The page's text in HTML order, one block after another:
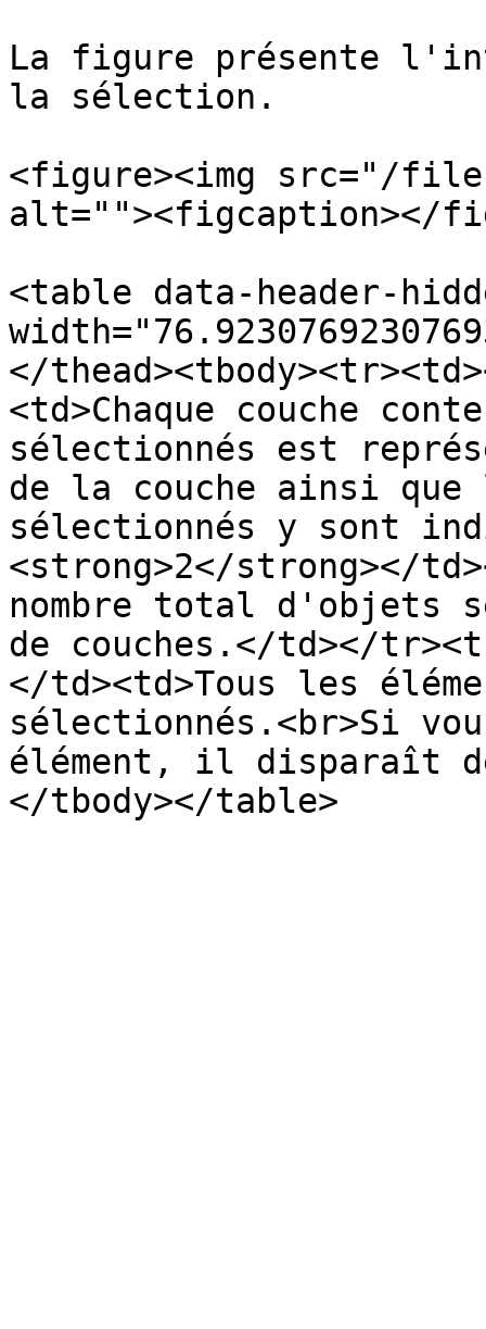
La figure présente
la sélection.
<figure><img src="/files/
alt=""><figcaption></
<table data-header-
</
<td>Chaque couche
sélectionnés est
de la couche ainsi que
sélectionnés y sont
<strong>2</strong></
nombre total d'objets
de couches.</td></
</td><td>Tous les
sélectionnés.<br>Si
élément, il disparaît